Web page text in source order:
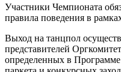
Участники Чемпионата
правила поведения в
Выход на танцпол
представителей
определенных в